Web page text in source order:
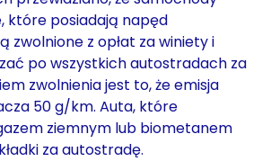
które posiadają napęd
zwolnione z opłat za winiety i
po wszystkich autostradach za
zwolnienia jest to, że emisja
50 g/km. Auta, które
ziemnym lub biometanem
za autostradę.